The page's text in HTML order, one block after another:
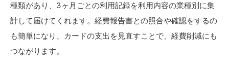
種類があり、3ヶ月ごとの利用記録を利用内容の業種別に集
計して届けてくれます。経費報告書との照合や確認をするの
も簡単になり、カードの支出を見直すことで、経費削減にも
つながります。